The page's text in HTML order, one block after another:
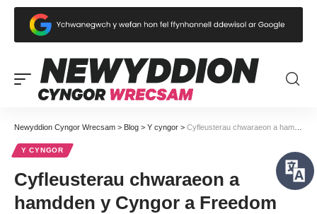
Newyddion Cyngor Wrecsam > Blog > Y cyngor > Cyfleusterau chwaraeon a hamdden y Cyngor a Freedom Leisure – pryd maen nhw’n ailagor?
Y CYNGOR
Cyfleusterau chwaraeon a
hamdden y Cyngor a Freedom